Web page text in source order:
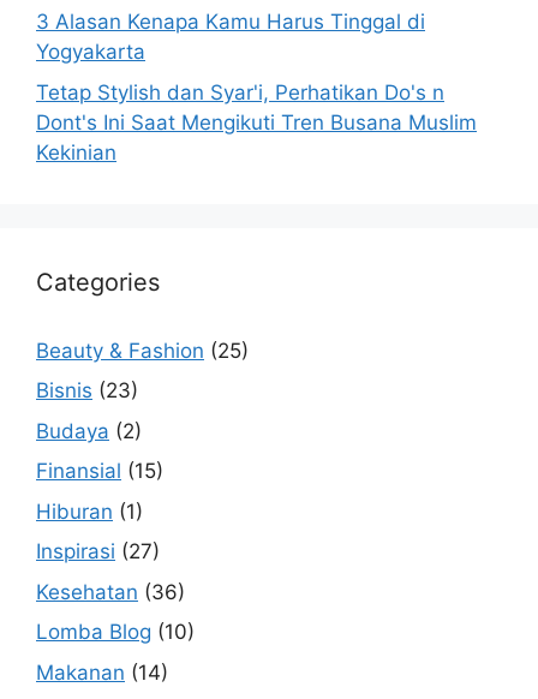
3 Alasan Kenapa Kamu Harus Tinggal di
Yogyakarta
Tetap Stylish dan Syar'i, Perhatikan Do's n
Dont's Ini Saat Mengikuti Tren Busana Muslim
Kekinian
Categories
Beauty & Fashion (25)
Bisnis (23)
Budaya (2)
Finansial (15)
Hiburan (1)
Inspirasi (27)
Kesehatan (36)
Lomba Blog (10)
Makanan (14)